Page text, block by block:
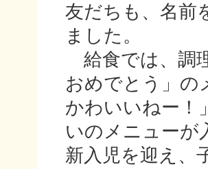
友だちも、名前
ました。
給食では、調
おめでとう」の
かわいいねー！
いのメニューが
新入児を迎え、